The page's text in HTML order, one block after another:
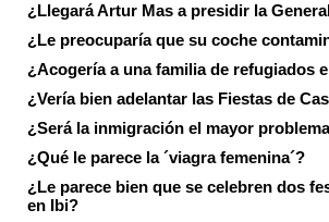
¿Llegará Artur Mas a presidir la
¿Le preocuparía que su coche
¿Acogería a una familia de refugiados
¿Vería bien adelantar las Fiestas de
¿Será la inmigración el mayor
¿Qué le parece la ´viagra femenina´?
¿Le parece bien que se celebren dos
en Ibi?